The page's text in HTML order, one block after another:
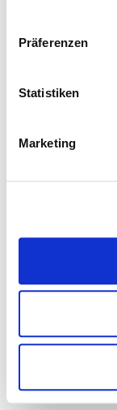
Präferenzen
Statistiken
Marketing